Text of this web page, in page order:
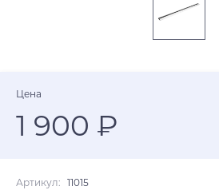
Цена
1 900 ₽
Артикул: 11015